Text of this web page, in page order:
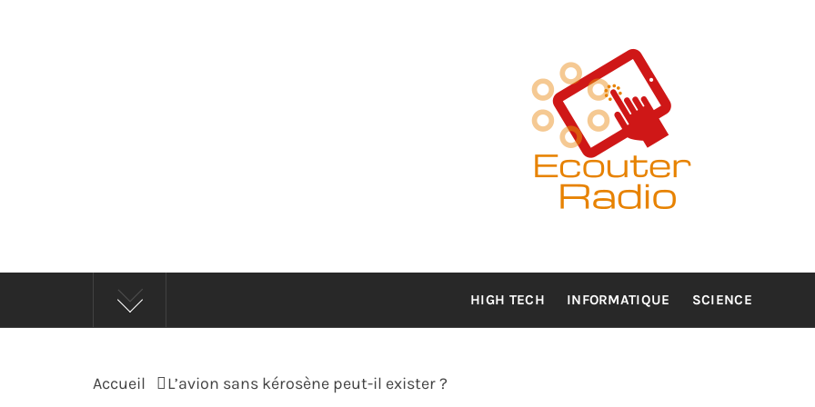
ECOUTER
INFORMATION
HIGH TECH INFORMATIQUE SCIENCE
Accueil L’avion sans kérosène peut-il exister ?